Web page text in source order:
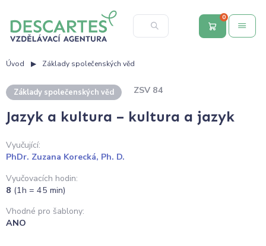
0
Úvod Základy společenských věd
Základy společenských věd ZSV 84
Jazyk a kultura – kultura a jazyk
Vyučující:
PhDr. Zuzana Korecká, Ph. D.
Vyučovacích hodin:
8 (1h = 45 min)
Vhodné pro šablony:
ANO